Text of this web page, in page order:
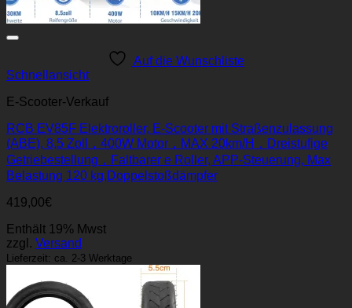
Auf die Wunschliste
Schnellansicht
E-Scooter-Verkauf
RCB EV85F Elektroroller, E-Scooter mit Straßenzulassung
(ABE), 8,5 Zoll，400W Motor，MAX 20km/H，Dreistufige
Getriebestellung，Faltbarer e Roller, APP-Steuerung, Max
Belastung 120 kg,Doppelstoßdämpfer
419,00€
Enthält 19% Mwst
zzgl. Versand
Lieferzeit: ca. 2-3 Werktage